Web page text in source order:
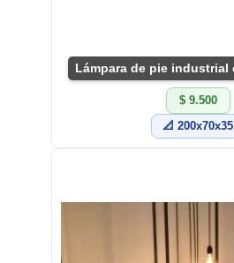
$ 9.500
📐 200x70x35